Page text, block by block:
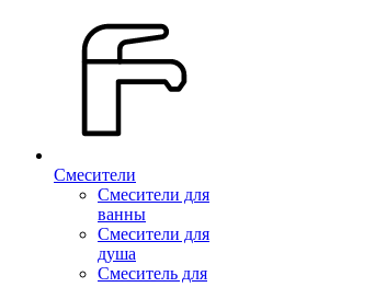
Смесители
Смесители для
ванны
Смесители для
душа
Смеситель для